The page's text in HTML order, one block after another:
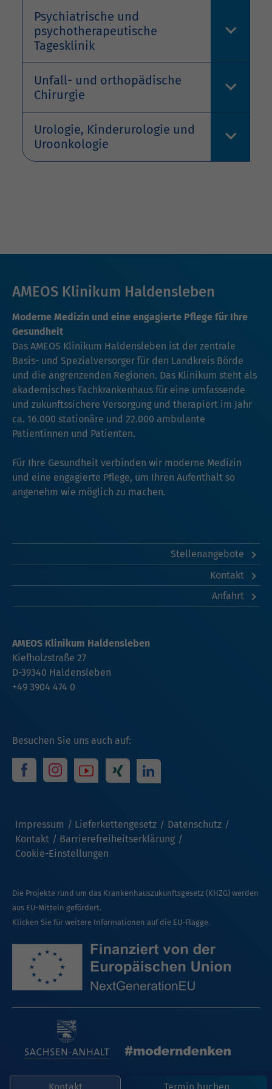
Psychiatrische und
psychotherapeutische
Tagesklinik
Unfall- und orthopädische
Chirurgie
Urologie, Kinderurologie und
Uroonkologie
AMEOS Klinikum Haldensleben
Moderne Medizin und eine engagierte Pflege für Ihre
Gesundheit
Das AMEOS Klinikum Haldensleben ist der zentrale
Basis- und Spezialversorger für den Landkreis Börde
und die angrenzenden Regionen. Das Klinikum steht als
akademisches Fachkrankenhaus für eine umfassende
und zukunftssichere Versorgung und therapiert im Jahr
ca. 16.000 stationäre und 22.000 ambulante
Patientinnen und Patienten.
Für Ihre Gesundheit verbinden wir moderne Medizin
und eine engagierte Pflege, um Ihren Aufenthalt so
angenehm wie möglich zu machen.
Stellenangebote
Kontakt
Anfahrt
Besuchen Sie uns auch auf:
Impressum Lieferkettengesetz
Datenschutz
Kontakt
Barrierefreiheitserklärung
Cookie-Einstellungen
AMEOS Klinikum Haldensleben
Kiefholzstraße 27
D-39340 Haldensleben
+49 3904 474 0
Die Projekte rund um das Krankenhauszukunftsgesetz (KHZG) werden
aus EU-Mitteln gefördert.
Klicken Sie für weitere Informationen auf die EU-Flagge.